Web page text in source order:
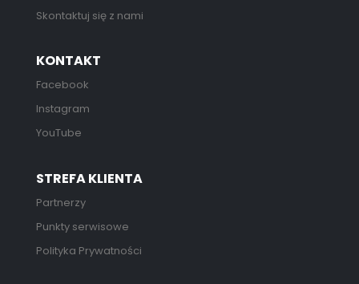
Skontaktuj się z nami
KONTAKT
Facebook
Instagram
YouTube
STREFA KLIENTA
Partnerzy
Punkty serwisowe
Polityka Prywatności